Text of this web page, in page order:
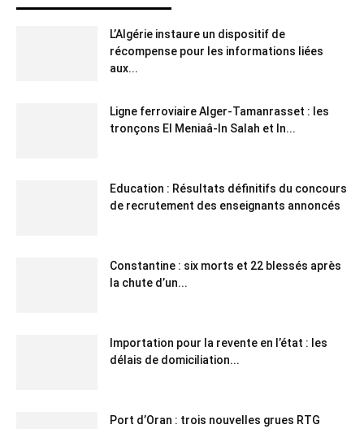
L’Algérie instaure un dispositif de
récompense pour les informations liées
aux...
Ligne ferroviaire Alger-Tamanrasset : les
tronçons El Meniaâ-In Salah et In...
Education : Résultats définitifs du concours
de recrutement des enseignants annoncés
Constantine : six morts et 22 blessés après
la chute d’un...
Importation pour la revente en l’état : les
délais de domiciliation...
Port d’Oran : trois nouvelles grues RTG